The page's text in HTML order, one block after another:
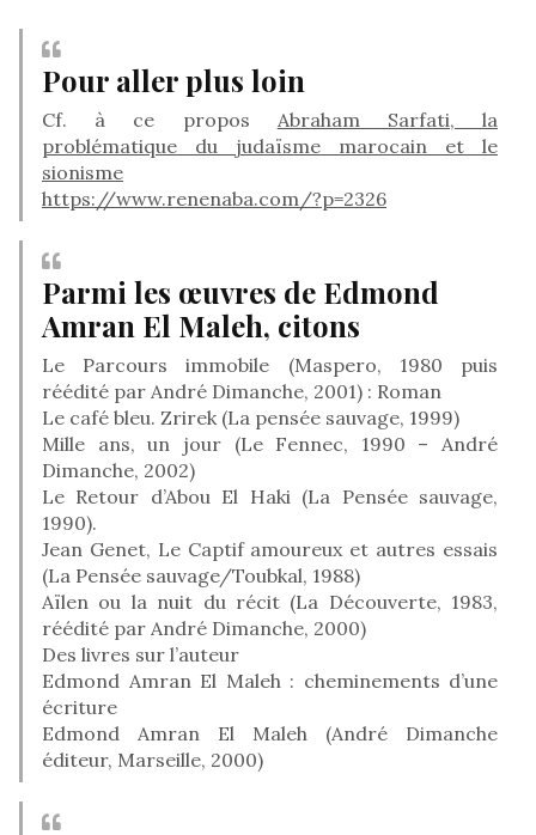
Pour aller plus loin
Cf. à ce propos Abraham Sarfati, la
problématique du judaïsme marocain et le
sionisme
https://www.renenaba.com/?p=2326
Parmi les œuvres de Edmond
Amran El Maleh, citons
Le Parcours immobile (Maspero, 1980 puis
réédité par André Dimanche, 2001) : Roman
Le café bleu. Zrirek (La pensée sauvage, 1999)
Mille ans, un jour (Le Fennec, 1990 – André
Dimanche, 2002)
Le Retour d’Abou El Haki (La Pensée sauvage,
1990).
Jean Genet, Le Captif amoureux et autres essais
(La Pensée sauvage/Toubkal, 1988)
Aïlen ou la nuit du récit (La Découverte, 1983,
réédité par André Dimanche, 2000)
Des livres sur l’auteur
Edmond Amran El Maleh : cheminements d’une
écriture
Edmond Amran El Maleh (André Dimanche
éditeur, Marseille, 2000)